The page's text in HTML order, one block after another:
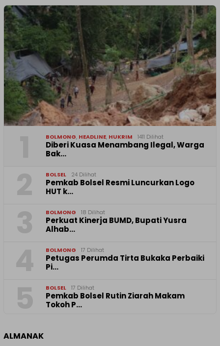
BOLMONG, HEADLINE, HUKRIM 1411 Dilihat
Diberi Kuasa Menambang Ilegal, Warga
Bak…
BOLSEL 24 Dilihat
Pemkab Bolsel Resmi Luncurkan Logo
HUT k…
BOLMONG 18 Dilihat
Perkuat Kinerja BUMD, Bupati Yusra
Alhab…
BOLMONG 17 Dilihat
Petugas Perumda Tirta Bukaka Perbaiki
Pi…
BOLSEL 17 Dilihat
Pemkab Bolsel Rutin Ziarah Makam
Tokoh P…
ALMANAK